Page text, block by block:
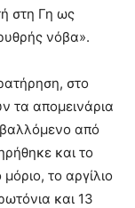
στη Γη ως
νόβα».
στο
τα απομεινάρια
από
και το
το αργίλιο
και 13